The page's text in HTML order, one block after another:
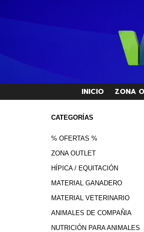
INICIO ZONA
CATEGORÍAS
% OFERTAS %
ZONA OUTLET
HÍPICA / EQUITACIÓN
MATERIAL GANADERO
MATERIAL VETERINARIO
ANIMALES DE COMPAÑIA
NUTRICIÓN PARA ANIMALES